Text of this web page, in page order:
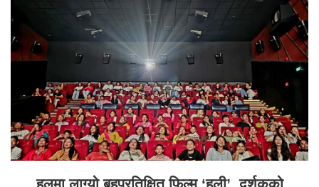
हलमा लाग्यो बहुप्रतिक्षित फिल्म ‘हली’, दर्शकको